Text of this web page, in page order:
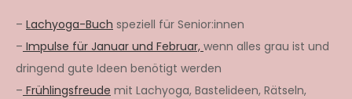
– Lachyoga-Buch speziell für Senior:innen
– Impulse für Januar und Februar, wenn alles grau ist und
dringend gute Ideen benötigt werden
– Frühlingsfreude mit Lachyoga, Bastelideen, Rätseln,